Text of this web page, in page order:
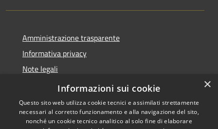
Amministrazione trasparente
Informativa privacy
Note legali
Dichiarazione di accessibilità
×
Informazioni sui cookie
Questo sito web utilizza cookie tecnici e assimilati strettamente
necessari al corretto funzionamento e alla navigazione del sito,
nonché un cookie tecnico analitico al solo fine di elaborare